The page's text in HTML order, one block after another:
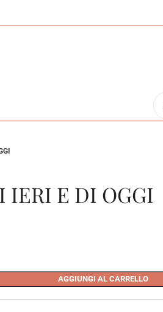
IERI E DI OGGI
AGGIUNGI AL CARRELLO